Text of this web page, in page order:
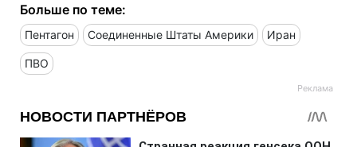
Больше по теме:
Пентагон Соединенные Штаты Америки Иран
ПВО